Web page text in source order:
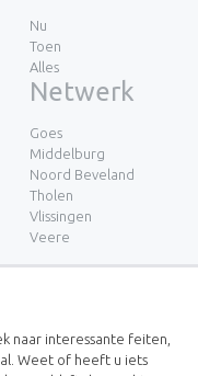
Nu
Toen
Alles
Netwerk
Goes
Middelburg
Noord Beveland
Tholen
Vlissingen
Veere
naar interessante feiten,
Weet of heeft u iets